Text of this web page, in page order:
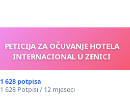
PETICIJA ZA OČUVANJE HOTELA
INTERNACIONAL U ZENICI
1 628 potpisa
1 628 Potpisi / 12 mjeseci